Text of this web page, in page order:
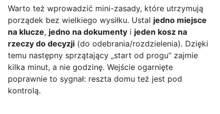
Warto też wprowadzić mini-zasady, które utrzymują
porządek bez wielkiego wysiłku. Ustal jedno miejsce
na klucze, jedno na dokumenty i jeden kosz na
rzeczy do decyzji (do odebrania/rozdzielenia). Dzięki
temu następny sprzątający „start od progu” zajmie
kilka minut, a nie godzinę. Wejście ogarnięte
poprawnie to sygnał: reszta domu też jest pod
kontrolą.